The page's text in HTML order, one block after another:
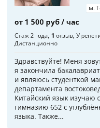
м.
от 1 500 руб / час
Стаж 2 года 1 отзыв У
Дистанционно
Здравствуйте! Меня
я закончила
и являюсь студенткой
департамента
Китайский язык изучаю
гимназию 652 с
языка. Также...